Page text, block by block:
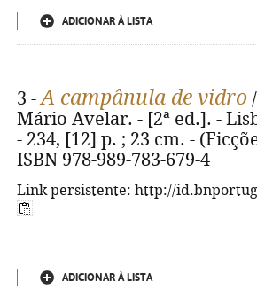
ADICIONAR À LISTA
3 -A campânula de vidro
Mário Avelar. - [2ª ed.]. -
- 234, [12] p. ; 23 cm. -
ISBN 978-989-783-679-4
Link persistente: http://
ADICIONAR À LISTA